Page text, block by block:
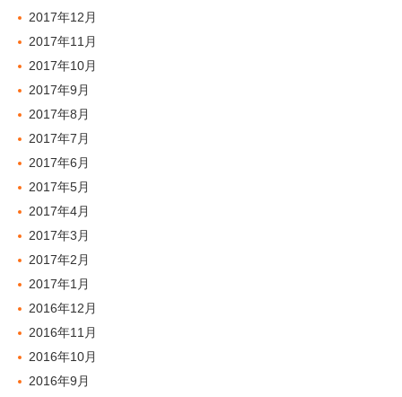
2017年12月
2017年11月
2017年10月
2017年9月
2017年8月
2017年7月
2017年6月
2017年5月
2017年4月
2017年3月
2017年2月
2017年1月
2016年12月
2016年11月
2016年10月
2016年9月